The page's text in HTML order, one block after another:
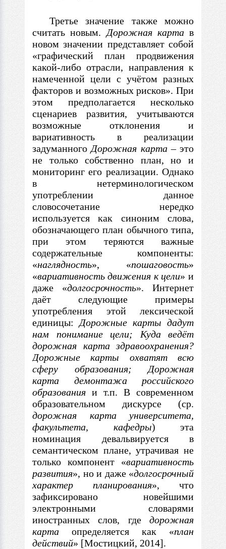
Третье значение также можно
считать новым. Дорожная картав
новом значении представляет собой
«графический план продвижения
какой-либо отрасли, направления к
намеченной цели с учётом разных
факторов и возможных рисков». При
этом предполагается несколько
сценариев развития, учитываются
возможные отклонения и
вариативность в реализации
задуманного Дорожная карта – это
не только собственно план, но и
мониторинг его реализации. Однако
в нетерминологическом
употреблении данное
словосочетание нередко
используется как синоним слова,
обозначающего план обычного типа,
при этом теряются важные
содержательные компоненты:
«наглядность», «пошаговость»
«вариативность движения к цели» и
даже «долгосрочность». Интернет
даёт следующие примеры
употребления этой лексической
единицы: Дорожные карты дадут
нам понимание цели; Куда ведёт
дорожная карта здравоохранения?
Дорожные карты охватят всю
сферу образования; Дорожная
карта демонтажа российского
образования и т.п. В современном
образовательном дискурсе (ср.
дорожная карта университета,
факультета, кафедры) эта
номинация девальвируется в
семантическом плане, утрачивая не
только компонент «вариативность
развития», но и даже «долгосрочный
характер
планирования», что
зафиксировано новейшими
электронными словарями
иностранных слов, где
дорожная
карта определяется как «план
действий» [Мостицкий, 2014].